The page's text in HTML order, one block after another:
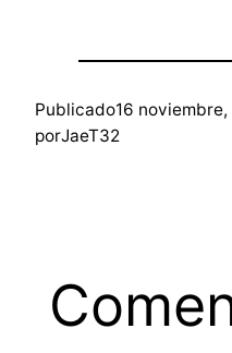
Publicado16
porJaeT32